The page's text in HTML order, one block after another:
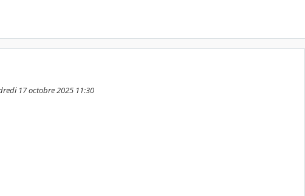
17 octobre 2025 11:30